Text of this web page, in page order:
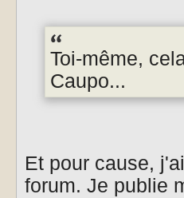
Toi-même,
Caupo...
Et pour cause,
forum. Je publie